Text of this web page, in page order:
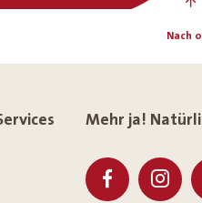
Nach
Mehr ja!